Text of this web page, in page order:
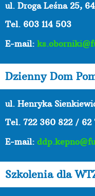
ul. Droga Leśna 25,
Tel. 603 114 503
E-mail:
Dzienny Dom
ul. Henryka
Tel. 722 360 822 / 62
E-mail:
Szkolenia dla